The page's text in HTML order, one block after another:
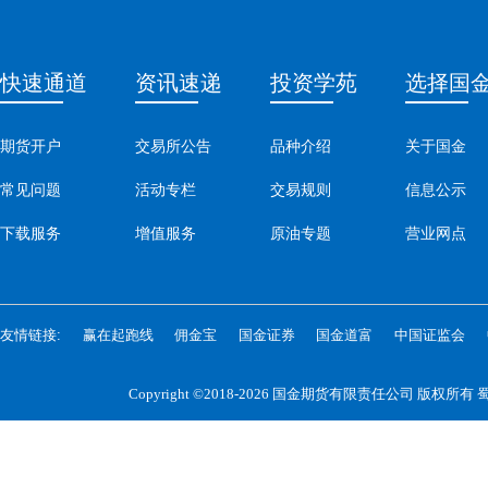
快速通道
期货开户
常见问题
下载服务
资讯速递
交易所公告
活动专栏
增值服务
投资学苑
品种介绍
交易规则
原油专题
选择国
关于国金
信息公示
营业网点
友情链接: 赢在起跑线 佣金宝 国金证券 国金道富 中国证监会
Copyright ©2018-2026 国金期货有限责任公司 版权所有